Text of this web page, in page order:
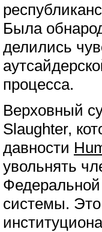
Была
делились
процесса.
Верховный
Slaughter,
давности
увольнять
системы.